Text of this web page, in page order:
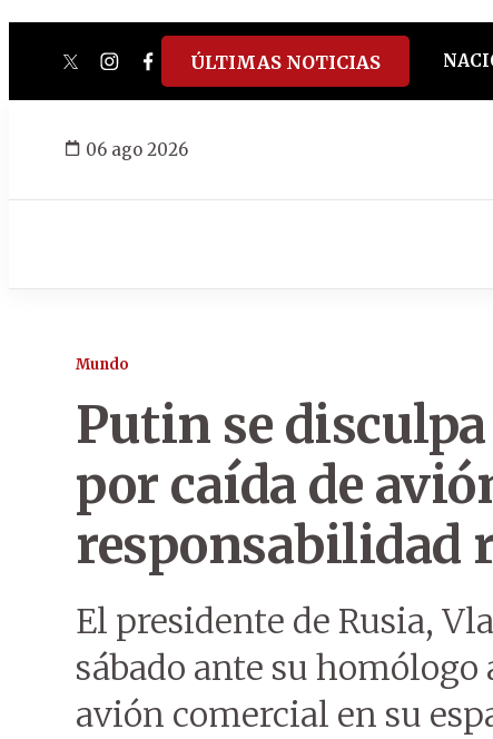
twitterinstagram
facebook
tiktokyoutube
spotify
ÚLTIMAS NOTICIAS
06 ago 2026
Mundo
Putin se
por caída de
responsabilidad
El presidente de Rusia,
sábado ante su
avión comercial en su